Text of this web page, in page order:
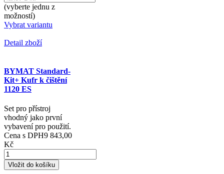
(vyberte jednu z
možností)
Vybrat variantu
Detail zboží
BYMAT Standard-
Kit+ Kufr k čištění
1120 ES
Set pro přístroj
vhodný jako první
vybavení pro použití.
Cena s DPH9 843,00
Kč